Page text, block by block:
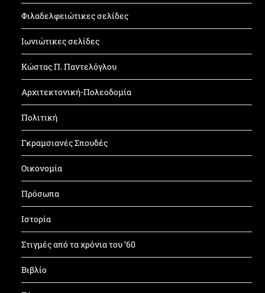
Φιλαδελφειώτικες σελίδες
Ιωνιώτικες σελίδες
Κώστας Π. Παντελόγλου
Αρχιτεκτονική-Πολεοδομία
Πολιτική
Γκραμσιανές Σπουδές
Οικονομία
Πρόσωπα
Ιστορία
Στιγμές από τα χρόνια του ’60
Βιβλίο